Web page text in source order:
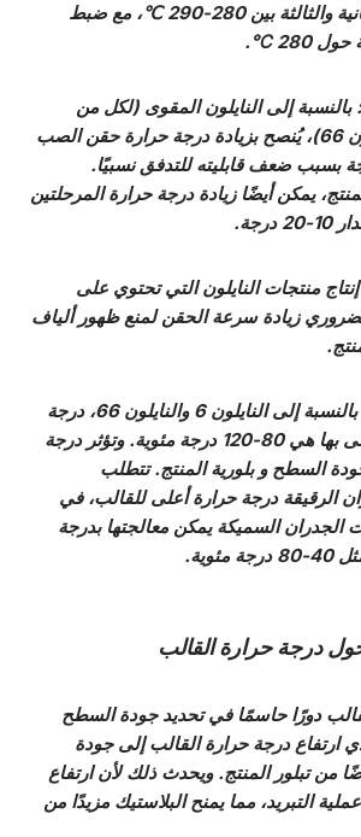
حرارة المرحلة الثانية والثالثة بين 280-290 ℃، مع ضبط
280 ℃.
بالنسبة إلى النايلون المقوى (لكل من
النايلون 6 والنايلون 66)، يُنصح بزيادة درجة حرارة حقن الصب
10-20 درجة بسبب ضعف قابليته للتدفق نسبيًا.
يمكن أيضًا زيادة درجة حرارة المرحلتين
درجة.
منتجات النايلون التي تحتوي على
زيادة سرعة الحقن لمنع ظهور ألياف
: بالنسبة إلى النايلون 6 والنايلون 66، درجة
حرارة القالب الموصى بها هي 80-120 درجة مئوية. وتؤثر درجة
السطح و بلورية المنتج. تتطلب
الرقيقة درجة حرارة أعلى للقالب، في
الجدران السميكة يمكن معالجتها بدرجة
درجة حرارة القالب
دورًا حاسمًا في تحديد جودة السطح
ارتفاع درجة حرارة القالب إلى جودة
من تبلور المنتج. ويحدث ذلك لأن ارتفاع
التبريد، مما يمنح البلاستيك مزيدًا من